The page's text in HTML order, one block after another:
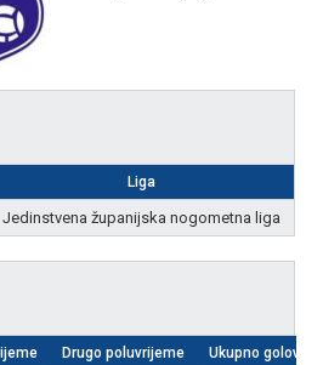
Liga
Jedinstvena županijska nogometna liga
Drugo poluvrijeme Ukupno golova